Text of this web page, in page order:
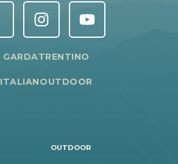
GARDATRENTINO
ITALIANOUTDOOR
OUTDOOR